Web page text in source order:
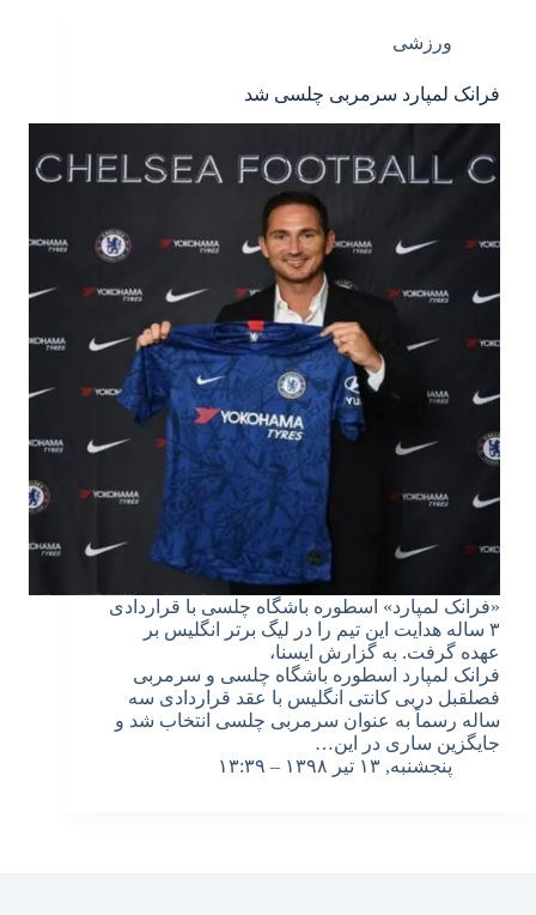
ورزشی
فرانک لمپارد سرمربی چلسی شد
«فرانک لمپارد» اسطوره باشگاه چلسی با قراردادی
۳ ساله هدایت این تیم را در لیگ برتر انگلیس بر
عهده گرفت. به گزارش ایسنا،
فرانک لمپارد اسطوره باشگاه چلسی و سرمربی
فصلقبل دربی کانتی انگلیس با عقد قراردادی سه
ساله رسماً به عنوان سرمربی چلسی انتخاب شد و
جایگزین ساری در این…
پنجشنبه, ۱۳ تیر ۱۳۹۸ – ۱۳:۳۹